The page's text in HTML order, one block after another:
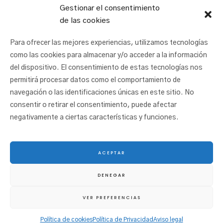
Gestionar el consentimiento
de las cookies
Para ofrecer las mejores experiencias, utilizamos tecnologías
como las cookies para almacenar y/o acceder a la información
del dispositivo. El consentimiento de estas tecnologías nos
permitirá procesar datos como el comportamiento de
navegación o las identificaciones únicas en este sitio. No
consentir o retirar el consentimiento, puede afectar
negativamente a ciertas características y funciones.
ACEPTAR
DENEGAR
VER PREFERENCIAS
Política de cookiesPolítica de PrivacidadAviso legal
Aviso legal|